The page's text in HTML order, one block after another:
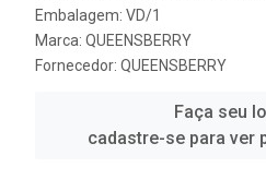
Embalagem: VD/1
Marca: QUEENSBERRY
Fornecedor: QUEENSBERRY
Faça seu
cadastre-se para ver